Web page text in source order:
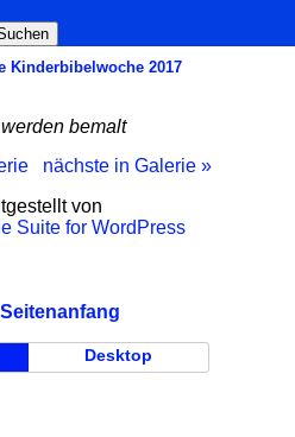
Kinderbibelwoche 2017
bemalt
nächste in Galerie »
von
Suite for WordPress
Desktop